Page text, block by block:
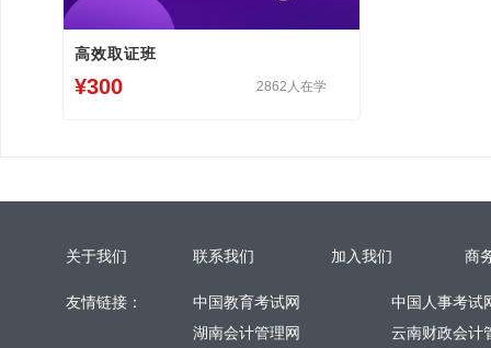
高效取证班
¥300 2862人在学
关于我们 联系我们 加入我们 商
友情链接： 中国教育考试网
中国人事考试
湖南会计管理网
云南财政会计